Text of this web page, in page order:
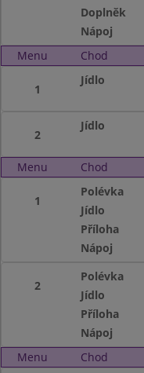
Doplněk
Nápoj
Menu
Chod
1
Jídlo
2
Jídlo
Menu Chod
1
Polévka
Jídlo
Příloha
Nápoj
2
Polévka
Jídlo
Příloha
Nápoj
Menu
Chod